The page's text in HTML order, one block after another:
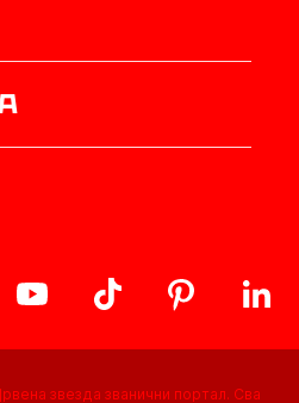
звезда званични портал. Сва